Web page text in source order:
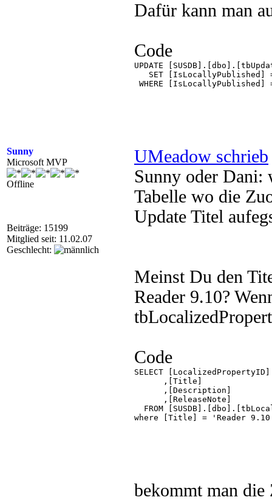
Sunny
Microsoft MVP
Offline
Beiträge: 15199
Mitglied seit: 11.02.07
Geschlecht:
Dafür kann man
Code
UPDATE
SET [IsLocallyPublished]
WHERE
UMeadow schrieb
Sunny oder Dani:
Tabelle wo die
Update Titel
Meinst Du den
Reader 9.10?
Code
SELECT [LocalizedPropertyID]
,[Title]
,[Description]
,[ReleaseNote]
FROM
where [Title] = 'Reader
bekommt man